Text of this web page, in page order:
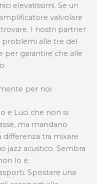
elevatissimi. Se un
valvolare
I nostri partner
problemi alle tre del
per garantire che alle
per noi:
e Luci che non si
ma mandano
tra mixare
jazz acustico. Sembra
lo è.
Spostare una